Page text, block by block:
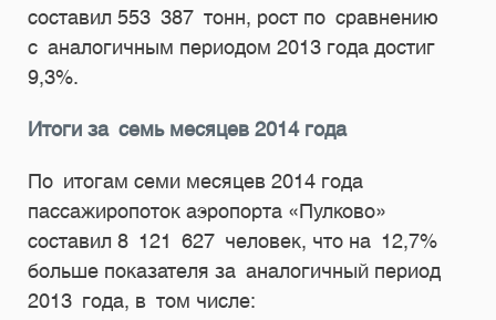
составил 553 387 тонн, рост по сравнению
с аналогичным периодом 2013 года достиг
9,3%.
Итоги за семь месяцев 2014 года
По итогам семи месяцев 2014 года
пассажиропоток аэропорта «Пулково»
составил 8 121 627 человек, что на 12,7%
больше показателя за аналогичный период
2013 года, в том числе: